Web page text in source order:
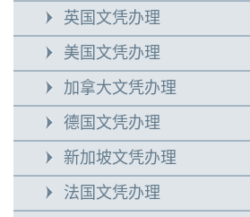
英国文凭办理
美国文凭办理
加拿大文凭办理
德国文凭办理
新加坡文凭办理
法国文凭办理